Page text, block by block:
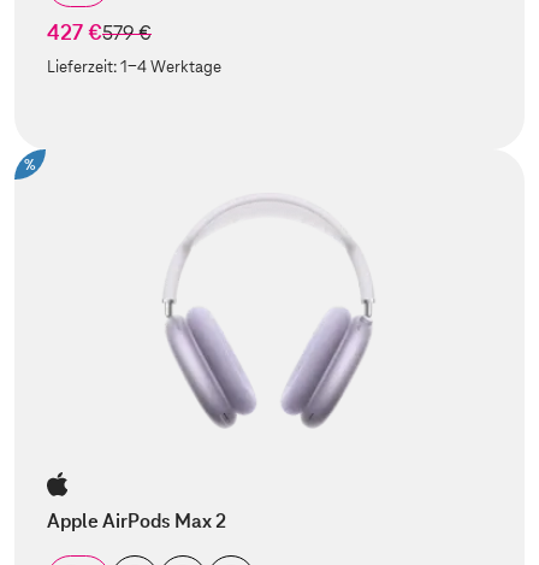
427 €statt
579 €
Lieferzeit:1-4 Werktage
%
Apple AirPods Max 2